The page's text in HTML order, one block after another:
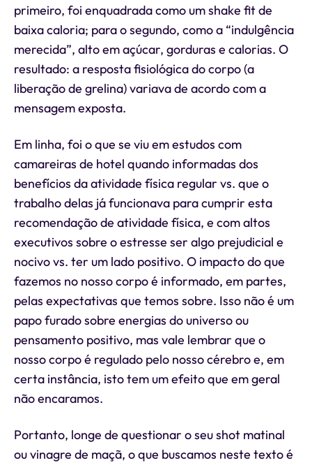
primeiro, foi enquadrada como um shake fit de
baixa caloria; para o segundo, como a “indulgência
merecida”, alto em açúcar, gorduras e calorias. O
resultado: a resposta fisiológica do corpo (a
liberação de grelina) variava de acordo com a
mensagem exposta.
Em linha, foi o que se viu em estudos com
camareiras de hotel quando informadas dos
benefícios da atividade física regular vs. que o
trabalho delas já funcionava para cumprir esta
recomendação de atividade física, e com altos
executivos sobre o estresse ser algo prejudicial e
nocivo vs. ter um lado positivo. O impacto do que
fazemos no nosso corpo é informado, em partes,
pelas expectativas que temos sobre. Isso não é um
papo furado sobre energias do universo ou
pensamento positivo, mas vale lembrar que o
nosso corpo é regulado pelo nosso cérebro e, em
certa instância, isto tem um efeito que em geral
não encaramos.
Portanto, longe de questionar o seu shot matinal
ou vinagre de maçã, o que buscamos neste texto é